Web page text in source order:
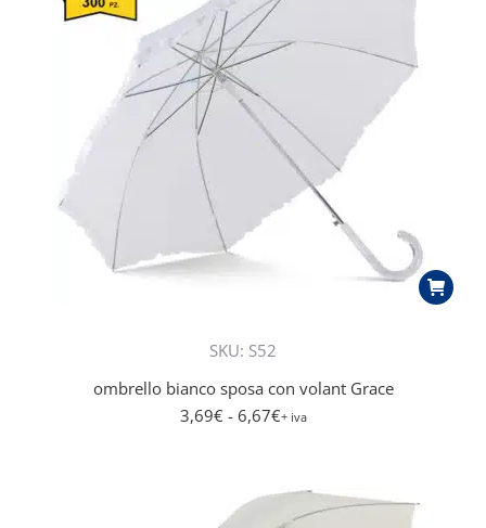
SKU: S52
ombrello bianco sposa con volant Grace
3,69€- 6,67€+ iva